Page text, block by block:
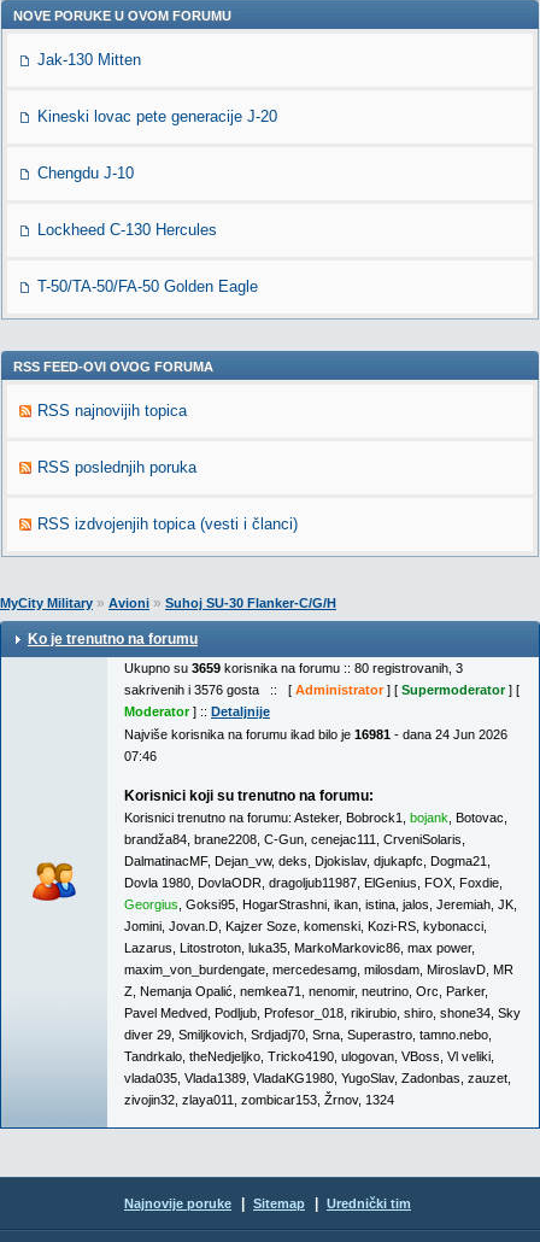
NOVE PORUKE U OVOM FORUMU
Jak-130 Mitten
Kineski lovac pete generacije J-20
Chengdu J-10
Lockheed C-130 Hercules
T-50/TA-50/FA-50 Golden Eagle
RSS FEED-OVI OVOG FORUMA
RSS najnovijih topica
RSS poslednjih poruka
RSS izdvojenjih topica (vesti i članci)
MyCity Military » Avioni » Suhoj SU-30 Flanker-C/G/H
Ko je trenutno na forumu
Ukupno su 3659 korisnika na forumu :: 80 registrovanih, 3
sakrivenih i 3576 gosta :: [ Administrator] [ Supermoderator] [
Moderator] :: Detaljnije
Najviše korisnika na forumu ikad bilo je 16981 - dana 24 Jun 2026
07:46
Korisnici koji su trenutno na forumu:
Korisnici trenutno na forumu: Asteker, Bobrock1 bojank Botovac
brandža84 brane2208 C-Gun cenejac111 CrveniSolaris
DalmatinacMF, Dejan_vw, deks Djokislav, djukapfc Dogma21
Dovla 1980 DovlaODR dragoljub11987 ElGenius FOX Foxdie
Georgius Goksi95 HogarStrashni ikan istina jalos Jeremiah JK
Jomini Jovan.D Kajzer Soze komenski Kozi-RS kybonacci
Lazarus Litostroton luka35 MarkoMarkovic86 max power,
maxim_von_burdengate mercedesamg milosdam MiroslavD MR
Z Nemanja Opalić nemkea71 nenomir, neutrino Orc Parker,
Pavel Medved Podljub Profesor_018 rikirubio shiro shone34 Sky
diver 29 Smiljkovich Srdjadj70 Srna Superastro tamno.nebo
Tandrkalo theNedjeljko Tricko4190 ulogovan VBoss Vl veliki
vlada035 Vlada1389 VladaKG1980 YugoSlav, Zadonbas zauzet
zivojin32 zlaya011 zombicar153 Žrnov, 1324
Najnovije poruke Sitemap Urednički tim